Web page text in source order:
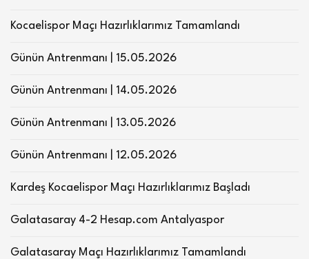
Kocaelispor Maçı Hazırlıklarımız Tamamlandı
Günün Antrenmanı | 15.05.2026
Günün Antrenmanı | 14.05.2026
Günün Antrenmanı | 13.05.2026
Günün Antrenmanı | 12.05.2026
Kardeş Kocaelispor Maçı Hazırlıklarımız Başladı
Galatasaray 4-2 Hesap.com Antalyaspor
Galatasaray Maçı Hazırlıklarımız Tamamlandı